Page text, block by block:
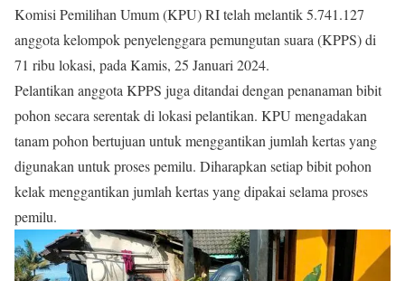
Komisi Pemilihan Umum (KPU) RI telah melantik 5.741.127
anggota kelompok penyelenggara pemungutan suara (KPPS) di
71 ribu lokasi, pada Kamis, 25 Januari 2024.
Pelantikan anggota KPPS juga ditandai dengan penanaman bibit
pohon secara serentak di lokasi pelantikan. KPU mengadakan
tanam pohon bertujuan untuk menggantikan jumlah kertas yang
digunakan untuk proses pemilu. Diharapkan setiap bibit pohon
kelak menggantikan jumlah kertas yang dipakai selama proses
pemilu.